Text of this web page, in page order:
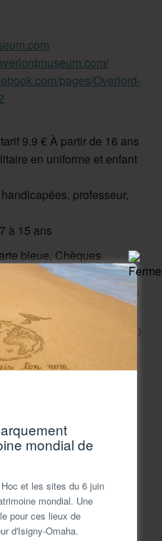
pages/Overlord-
9.9 € À partir de 16 ans
en uniforme et enfant
professeur,
à 15 ans
bleue, Chèques
du rond-point d'accès au
Beach, Overlord
unique de plus de 10 000
chars et canons.
grandeur nature qui
Débarquement.
5 janvier au 13 février
/ décembre : 10h-
18h30
mondial de
et les sites du 6 juin
mondial. Une
pour ces lieux de
d'Isigny-Omaha.